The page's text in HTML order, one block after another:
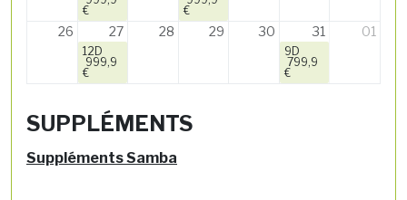
€
€
26 27
12D
999,9
€
28 29 30 31
9D
799,9
€
01
SUPPLÉMENTS
Suppléments Samba